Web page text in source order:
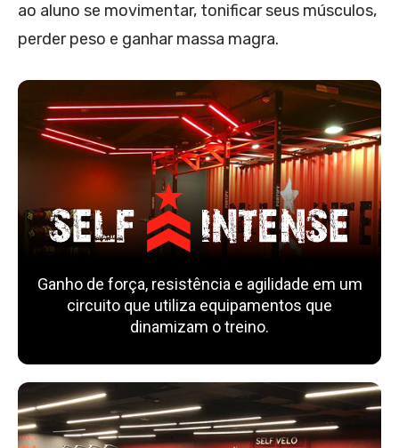
ao aluno se movimentar, tonificar seus músculos,
perder peso e ganhar massa magra.
Ganho de força, resistência e agilidade em um
circuito que utiliza equipamentos que
dinamizam o treino.